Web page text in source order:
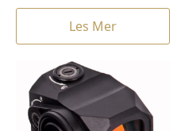
Les Mer